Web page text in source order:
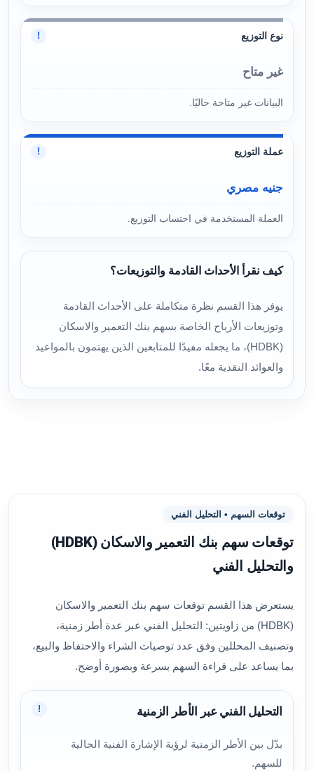
نوع التوزيع !
غير متاح
البيانات غير متاحة حاليًا.
عملة التوزيع !
جنيه مصري
العملة المستخدمة في احتساب التوزيع.
كيف نقرأ الأحداث القادمة والتوزيعات؟
يوفر هذا القسم نظرة متكاملة على الأحداث القادمة
وتوزيعات الأرباح الخاصة بسهم بنك التعمير والاسكان
(HDBK)، ما يجعله مفيدًا للمتابعين الذين يهتمون بالمواعيد
والعوائد النقدية معًا.
توقعات السهم • التحليل الفني
توقعات سهم بنك التعمير والاسكان (HDBK)
والتحليل الفني
يستعرض هذا القسم توقعات سهم بنك التعمير والاسكان
(HDBK) من زاويتين: التحليل الفني عبر عدة أطر زمنية،
وتصنيف المحللين وفق عدد توصيات الشراء والاحتفاظ والبيع،
بما يساعد على قراءة السهم بسرعة وبصورة أوضح.
التحليل الفني عبر الأطر الزمنية
بدّل بين الأطر الزمنية لرؤية الإشارة الفنية الحالية
للسهم.
!